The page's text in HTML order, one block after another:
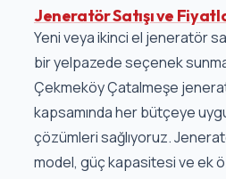
Jeneratör Satışı ve
Yeni veya ikinci el jeneratör
bir yelpazede seçenek
Çekmeköy Çatalmeşe
kapsamında her bütçeye
çözümleri sağlıyoruz.
model, güç kapasitesi ve ek